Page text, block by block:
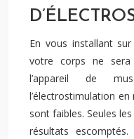
En vous installant
votre corps ne
l’appareil de
l’électrostimulation
sont faibles. Seules
résultats